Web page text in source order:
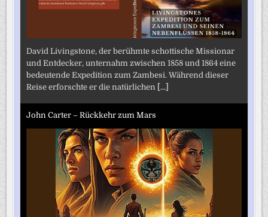
David Livingstone, der berühmte schottische Missionar
und Entdecker, unternahm zwischen 1858 und 1864 eine
bedeutende Expedition zum Zambesi. Während dieser
Reise erforschte er die natürlichen [...]
John Carter – Rückkehr zum Mars